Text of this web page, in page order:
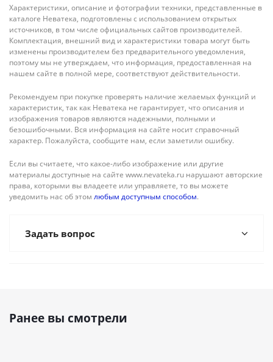
Характеристики, описание и фотографии техники, представленные в
каталоге Неватека, подготовлены с использованием открытых
источников, в том числе официальных сайтов производителей.
Комплектация, внешний вид и характеристики товара могут быть
изменены производителем без предварительного уведомления,
поэтому мы не утверждаем, что информация, предоставленная на
нашем сайте в полной мере, соответствуют действительности.
Рекомендуем при покупке проверять наличие желаемых функций и
характеристик, так как Неватека не гарантирует, что описания и
изображения товаров являются надежными, полными и
безошибочными. Вся информация на сайте носит справочный
характер. Пожалуйста, сообщите нам, если заметили ошибку.
Если вы считаете, что какое-либо изображение или другие
материалы доступные на сайте www.nevateka.ru нарушают авторские
права, которыми вы владеете или управляете, то вы можете
уведомить нас об этом любым доступным способом.
Задать вопрос
Ранее вы смотрели